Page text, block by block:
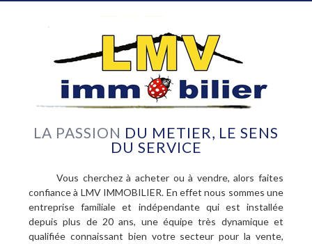
LA PASSION DU METIER, LE SENS
DU SERVICE
Vous cherchez à acheter ou à vendre, alors faites
confiance à LMV IMMOBILIER. En effet nous sommes une
entreprise familiale et indépendante qui est installée
depuis plus de 20 ans, une équipe très dynamique et
qualifiée connaissant bien votre secteur pour la vente,